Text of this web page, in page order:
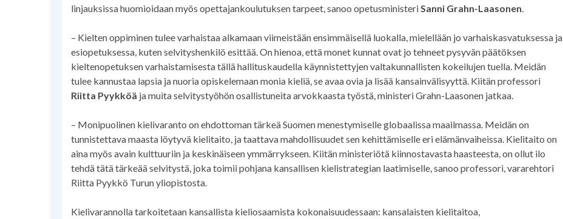
linjauksissa huomioidaan myös opettajankoulutuksen tarpeet, sanoo opetusministeriSanni Grahn-Laasonen.
– Kielten oppiminen tulee varhaistaa alkamaan viimeistään ensimmäisellä luokalla, mielellään jo varhaiskasvatuksessa ja
esiopetuksessa, kuten selvityshenkilö esittää. On hienoa, että monet kunnat ovat jo tehneet pysyvän päätöksen
kieltenopetuksen varhaistamisesta tällä hallituskaudella käynnistettyjen valtakunnallisten kokeilujen tuella. Meidän
tulee kannustaa lapsia ja nuoria opiskelemaan monia kieliä, se avaa ovia ja lisää kansainvälisyyttä. Kiitän professori
Riitta Pyykköä ja muita selvitystyöhön osallistuneita arvokkaasta työstä, ministeri Grahn-Laasonen jatkaa.
– Monipuolinen kielivaranto on ehdottoman tärkeä Suomen menestymiselle globaalissa maailmassa. Meidän on
tunnistettava maasta löytyvä kielitaito, ja taattava mahdollisuudet sen kehittämiselle eri elämänvaiheissa. Kielitaito on
aina myös avain kulttuuriin ja keskinäiseen ymmärrykseen. Kiitän ministeriötä kiinnostavasta haasteesta, on ollut ilo
tehdä tätä tärkeää selvitystä, joka toimii pohjana kansallisen kielistrategian laatimiselle, sanoo professori, vararehtori
Riitta Pyykkö Turun yliopistosta.
Kielivarannolla tarkoitetaan kansallista kieliosaamista kokonaisuudessaan: kansalaisten kielitaitoa,